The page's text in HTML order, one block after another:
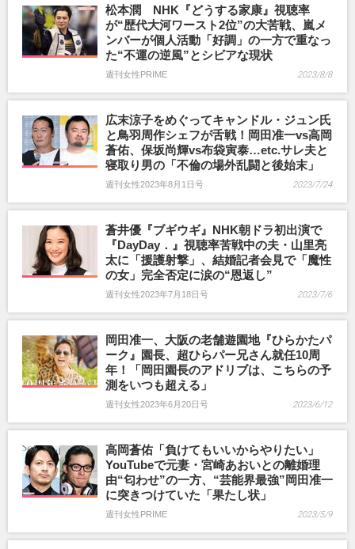
松本潤 NHK『どうする家康』視聴率
が“歴代大河ワースト2位”の大苦戦、嵐メ
ンバーが個人活動「好調」の一方で重なっ
た“不運の逆風”とシビアな現状
週刊女性PRIME 2023/8/8
広末涼子をめぐってキャンドル・ジュン氏
と鳥羽周作シェフが舌戦！岡田准一vs高岡
蒼佑、保坂尚輝vs布袋寅泰…etc.サレ夫と
寝取り男の「不倫の場外乱闘と後始末」
週刊女性2023年8月1日号 2023/7/24
蒼井優『ブギウギ』NHK朝ドラ初出演で
『DayDay．』視聴率苦戦中の夫・山里亮
太に「援護射撃」、結婚記者会見で「魔性
の女」完全否定に涙の“恩返し”
週刊女性2023年7月18日号 2023/7/6
岡田准一、大阪の老舗遊園地『ひらかたパ
ーク』園長、超ひらパー兄さん就任10周
年！「岡田園長のアドリブは、こちらの予
測をいつも超える」
週刊女性2023年6月20日号 2023/6/12
高岡蒼佑「負けてもいいからやりたい」
YouTubeで元妻・宮崎あおいとの離婚理
由“匂わせ”の一方、“芸能界最強”岡田准一
に突きつけていた「果たし状」
週刊女性PRIME 2023/5/9